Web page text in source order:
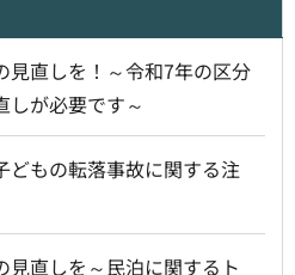
見直しを！～令和7年の区分
しが必要です～
どもの転落事故に関する注
見直しを～民泊に関するト